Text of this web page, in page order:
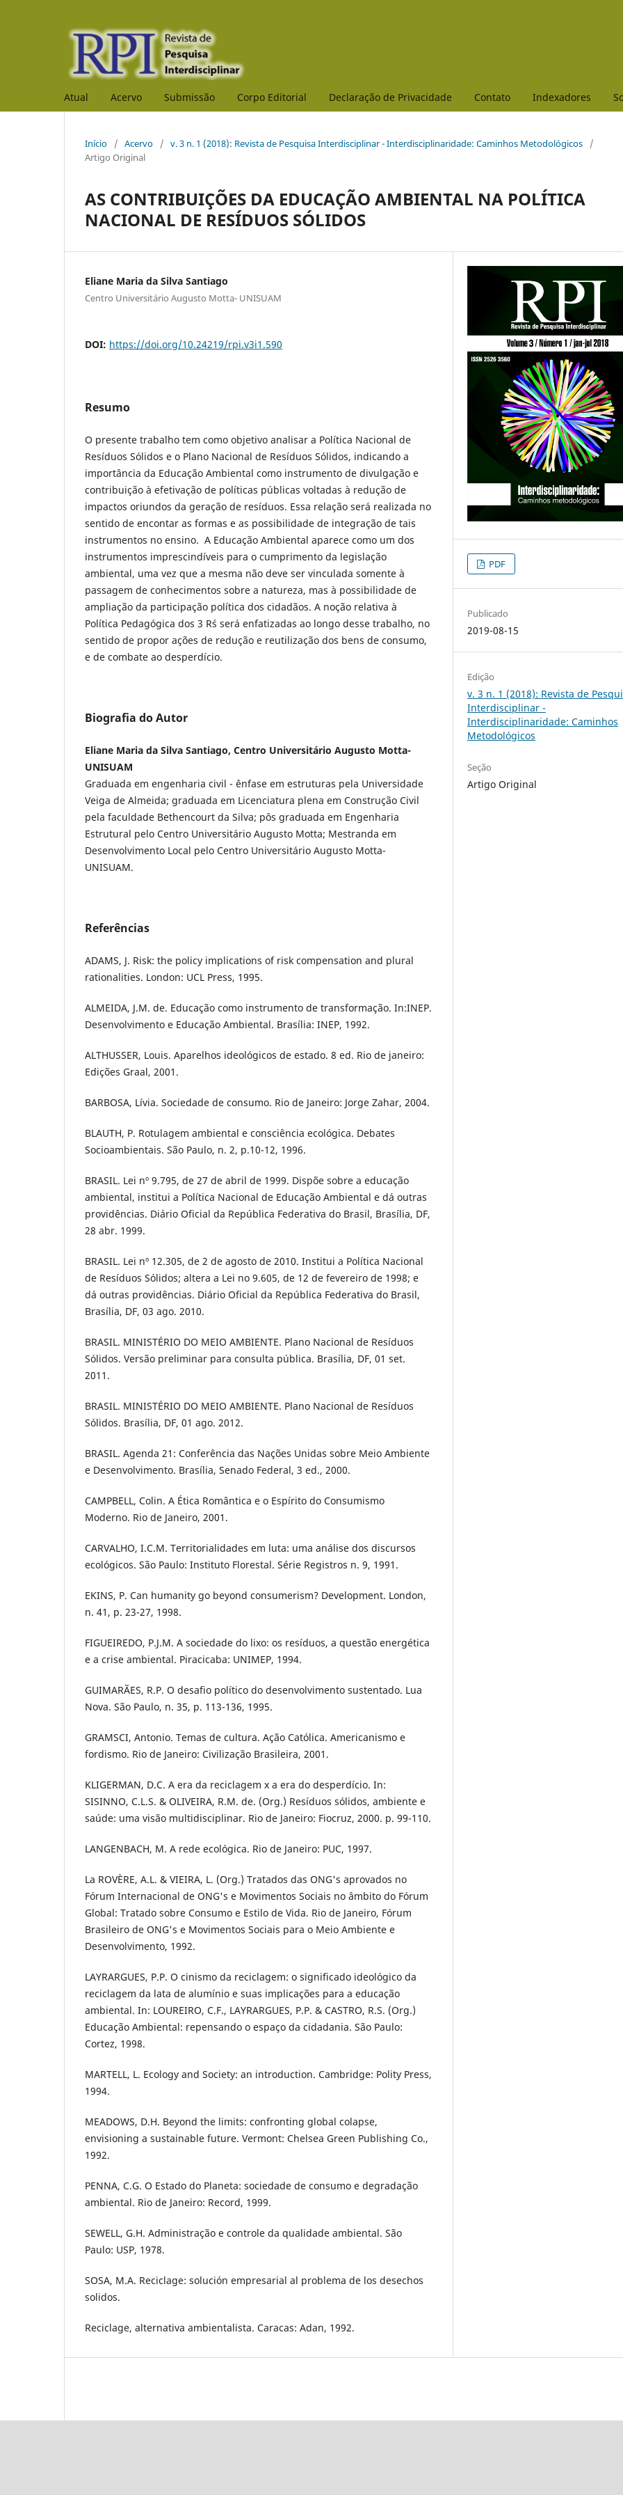
Atual Acervo Submissão Corpo Editorial Declaração de Privacidade Contato Indexadores
Início / Acervo / v. 3 n. 1 (2018): Revista de Pesquisa Interdisciplinar - Interdisciplinaridade: Caminhos Metodológicos
/
Artigo Original
AS CONTRIBUIÇÕES DA EDUCAÇÃO AMBIENTAL NA POLÍTICA
NACIONAL DE RESÍDUOS SÓLIDOS
Eliane Maria da Silva Santiago
Centro Universitário Augusto Motta- UNISUAM
DOI: https://doi.org/10.24219/rpi.v3i1.590
Resumo
O presente trabalho tem como objetivo analisar a Política Nacional de
Resíduos Sólidos e o Plano Nacional de Resíduos Sólidos, indicando a
importância da Educação Ambiental como instrumento de divulgação e
contribuição à efetivação de políticas públicas voltadas à redução de
impactos oriundos da geração de resíduos. Essa relação será realizada no
sentido de encontar as formas e as possibilidade de integração de tais
instrumentos no ensino. A Educação Ambiental aparece como um dos
instrumentos imprescindíveis para o cumprimento da legislação
ambiental, uma vez que a mesma não deve ser vinculada somente à
passagem de conhecimentos sobre a natureza, mas à possibilidade de
ampliação da participação política dos cidadãos. A noção relativa à
Política Pedagógica dos 3 R´s será enfatizadas ao longo desse trabalho, no
sentido de propor ações de redução e reutilização dos bens de consumo,
e de combate ao desperdício.
Biografia do Autor
Eliane Maria da Silva Santiago, Centro Universitário Augusto Motta-
UNISUAM
Graduada em engenharia civil - ênfase em estruturas pela Universidade
Veiga de Almeida; graduada em Licenciatura plena em Construção Civil
pela faculdade Bethencourt da Silva; pôs graduada em Engenharia
Estrutural pelo Centro Universitário Augusto Motta; Mestranda em
Desenvolvimento Local pelo Centro Universitário Augusto Motta-
UNISUAM.
Referências
ADAMS, J. Risk: the policy implications of risk compensation and plural
rationalities. London: UCL Press, 1995.
ALMEIDA, J.M. de. Educação como instrumento de transformação. In:INEP.
Desenvolvimento e Educação Ambiental. Brasília: INEP, 1992.
ALTHUSSER, Louis. Aparelhos ideológicos de estado. 8 ed. Rio de janeiro:
Edições Graal, 2001.
BARBOSA, Lívia. Sociedade de consumo. Rio de Janeiro: Jorge Zahar, 2004.
BLAUTH, P. Rotulagem ambiental e consciência ecológica. Debates
Socioambientais. São Paulo, n. 2, p.10-12, 1996.
BRASIL. Lei nº 9.795, de 27 de abril de 1999. Dispõe sobre a educação
ambiental, institui a Política Nacional de Educação Ambiental e dá outras
providências. Diário Oficial da República Federativa do Brasil, Brasília, DF,
28 abr. 1999.
BRASIL. Lei nº 12.305, de 2 de agosto de 2010. Institui a Política Nacional
de Resíduos Sólidos; altera a Lei no 9.605, de 12 de fevereiro de 1998; e
dá outras providências. Diário Oficial da República Federativa do Brasil,
Brasília, DF, 03 ago. 2010.
BRASIL. MINISTÉRIO DO MEIO AMBIENTE. Plano Nacional de Resíduos
Sólidos. Versão preliminar para consulta pública. Brasília, DF, 01 set.
2011.
BRASIL. MINISTÉRIO DO MEIO AMBIENTE. Plano Nacional de Resíduos
Sólidos. Brasília, DF, 01 ago. 2012.
BRASIL. Agenda 21: Conferência das Nações Unidas sobre Meio Ambiente
e Desenvolvimento. Brasília, Senado Federal, 3 ed., 2000.
CAMPBELL, Colin. A Ética Romântica e o Espírito do Consumismo
Moderno. Rio de Janeiro, 2001.
CARVALHO, I.C.M. Territorialidades em luta: uma análise dos discursos
ecológicos. São Paulo: Instituto Florestal. Série Registros n. 9, 1991.
EKINS, P. Can humanity go beyond consumerism? Development. London,
n. 41, p. 23-27, 1998.
FIGUEIREDO, P.J.M. A sociedade do lixo: os resíduos, a questão energética
e a crise ambiental. Piracicaba: UNIMEP, 1994.
GUIMARÃES, R.P. O desafio político do desenvolvimento sustentado. Lua
Nova. São Paulo, n. 35, p. 113-136, 1995.
GRAMSCI, Antonio. Temas de cultura. Ação Católica. Americanismo e
fordismo. Rio de Janeiro: Civilização Brasileira, 2001.
KLIGERMAN, D.C. A era da reciclagem x a era do desperdício. In:
SISINNO, C.L.S. & OLIVEIRA, R.M. de. (Org.) Resíduos sólidos, ambiente e
saúde: uma visão multidisciplinar. Rio de Janeiro: Fiocruz, 2000. p. 99-110.
LANGENBACH, M. A rede ecológica. Rio de Janeiro: PUC, 1997.
La ROVÈRE, A.L. & VIEIRA, L. (Org.) Tratados das ONG's aprovados no
Fórum Internacional de ONG's e Movimentos Sociais no âmbito do Fórum
Global: Tratado sobre Consumo e Estilo de Vida. Rio de Janeiro, Fórum
Brasileiro de ONG's e Movimentos Sociais para o Meio Ambiente e
Desenvolvimento, 1992.
LAYRARGUES, P.P. O cinismo da reciclagem: o significado ideológico da
reciclagem da lata de alumínio e suas implicações para a educação
ambiental. In: LOUREIRO, C.F., LAYRARGUES, P.P. & CASTRO, R.S. (Org.)
Educação Ambiental: repensando o espaço da cidadania. São Paulo:
Cortez, 1998.
MARTELL, L. Ecology and Society: an introduction. Cambridge: Polity Press,
1994.
MEADOWS, D.H. Beyond the limits: confronting global colapse,
envisioning a sustainable future. Vermont: Chelsea Green Publishing Co.,
1992.
PENNA, C.G. O Estado do Planeta: sociedade de consumo e degradação
ambiental. Rio de Janeiro: Record, 1999.
SEWELL, G.H. Administração e controle da qualidade ambiental. São
Paulo: USP, 1978.
SOSA, M.A. Reciclage: solución empresarial al problema de los desechos
solidos.
Reciclage, alternativa ambientalista. Caracas: Adan, 1992.
PDF
Publicado
2019-08-15
Edição
v. 3 n. 1 (2018): Revista de
Interdisciplinar -
Interdisciplinaridade: Caminhos
Metodológicos
Seção
Artigo Original